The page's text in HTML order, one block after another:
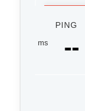
PING
--
ms